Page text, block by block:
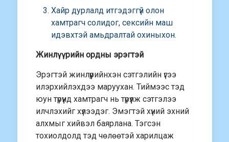
Хайр дурлалд итгэдэггүй олон
хамтрагч солидог, сексийн маш
идэвхтэй амьдралтай охиныхон.
Жинлүүрийн ордны эрэгтэй
Эрэгтэй жинлүүрийнхэн сэтгэлийн үгээ
илэрхийлэхдээ маруухан. Тиймээс тэд
юун түрүүнд хамтрагч нь түрүүлж сэтгэлээ
илчлэхийг хүлээдэг. Эмэгтэй хүний эхний
алхмыг хийвэл баярлана. Тэгсэн
тохиолдолд тэд чөлөөтэй харилцаж